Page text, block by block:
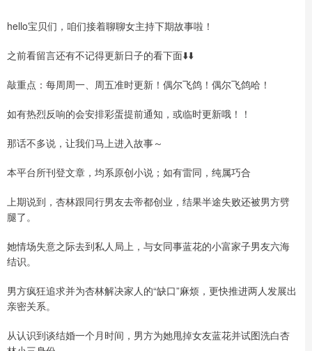
hello宝贝们，咱们接着聊聊女主持下期故事啦！
之前看留言还有不记得更新日子的看下面⬇️⬇️
敲重点：每周周一、周五准时更新！偶尔飞鸽！偶尔飞鸽哈！
如有热烈反响的会安排彩蛋提前通知，或临时更新哦！！
那话不多说，让我们马上进入故事～
本平台所刊登文章，均系原创小说；如有雷同，纯属巧合
上期说到，杏林跟同行男友去帝都创业，结果半途失败还被男方劈
腿了。
她情场失意之际去到私人局上，与女同事蓝花的小富家子男友六海
结识。
男方疯狂追求并为杏林解决家人的“缺口”麻烦，更快推进两人发展出
亲密关系。
从认识到谈结婚一个月时间，男方为她甩掉女友蓝花并试图洗白杏